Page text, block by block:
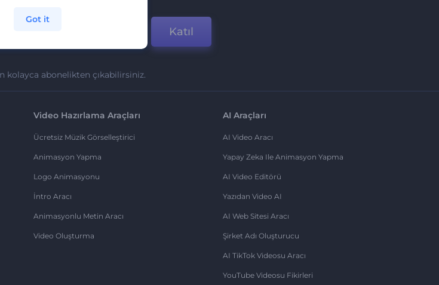
Katıl
kolayca abonelikten çıkabilirsiniz.
Video Hazırlama Araçları
Ücretsiz Müzik Görselleştirici
Animasyon Yapma
Logo Animasyonu
İntro Aracı
Animasyonlu Metin Aracı
Video Oluşturma
AI Araçları
AI Video Aracı
Yapay Zeka Ile Animasyon Yapma
AI Video Editörü
Yazıdan Video AI
AI Web Sitesi Aracı
Şirket Adı Oluşturucu
AI TikTok Videosu Aracı
YouTube Videosu Fikirleri
Got it